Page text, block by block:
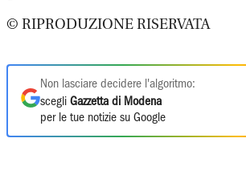
© RIPRODUZIONE RISERVATA
Non lasciare decidere l'algoritmo:
scegli Gazzetta di Modena
per le tue notizie su Google